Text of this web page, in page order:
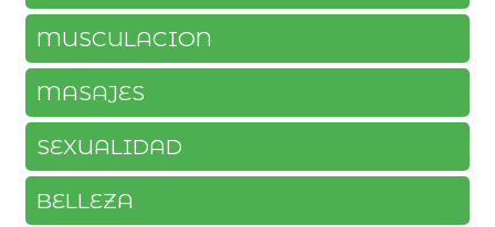
MUSCULACION
MASAJES
SEXUALIDAD
BELLEZA